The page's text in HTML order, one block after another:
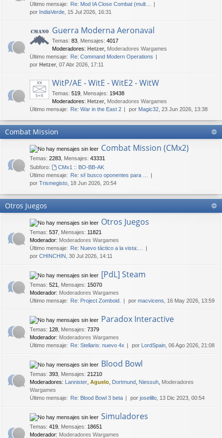
Último mensaje: Re: Mod IA Close Combat (mult…
por IndiaVerde , 15 Jul 2026, 16:31
Guerra Moderna Aeronaval
Temas: 83 Mensajes: 4017
Moderadores: Hetzer Moderadores Wargames
Último mensaje: Re: Command Modern Operations
por Hetzer , 07 Abr 2026, 17:11
WitP/AE - WitE - WitE2 - WitW
Temas: 519 Mensajes: 19438
Moderadores: Hetzer Moderadores Wargames
Último mensaje: Re: War in the East 2 por Magic32 , 23 Jun 2026, 13:38
Combat Mission
Combat Mission (CMx2)
Temas: 2283 Mensajes: 43331
Subforo:
CMx1 :: BO-BB-AK
Último mensaje: Re: si! busco oponentes para …
por Trismegisto , 18 Jun 2026, 20:54
Otros Juegos
Otros Juegos
Temas: 537 Mensajes: 11821
Moderador: Moderadores Wargames
Último mensaje: Re: Nuevo táctico a la vista:…
por CHINCHIN , 30 Jul 2026, 14:11
[PdL] Steam
Temas: 521 Mensajes: 15070
Moderador: Moderadores Wargames
Último mensaje: Re: Project Zomboid. por macvicens , 16 May 2026, 13:59
Paradox Interactive
Temas: 128 Mensajes: 7379
Moderador: Moderadores Wargames
Último mensaje: Re: Stellaris: nuevo 4x por LordSpain , 06 Ago 2026, 21:08
Blood Bowl
Temas: 393 Mensajes: 21210
Moderadores: Lannister Aguelo Dortmund Niessuh Moderadores
Wargames
Último mensaje: Re: Blood Bowl 3 beta por joselillo , 13 Dic 2023, 00:54
Simuladores
Temas: 419 Mensajes: 18651
Moderador: Moderadores Wargames